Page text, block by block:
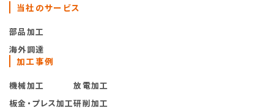
当社のサービス
部品加工
海外調達
加工事例
機械加工
板金・プレス加工
放電加工
研削加工